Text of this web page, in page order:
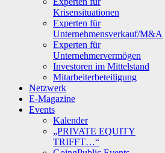
Krisensituationen
Experten für
Unternehmensverkauf/M&A
Experten für
Unternehmervermögen
Investoren im Mittelstand
Mitarbeiterbeteiligung
Netzwerk
E-Magazine
Events
Kalender
„PRIVATE EQUITY
TRIFFT…“